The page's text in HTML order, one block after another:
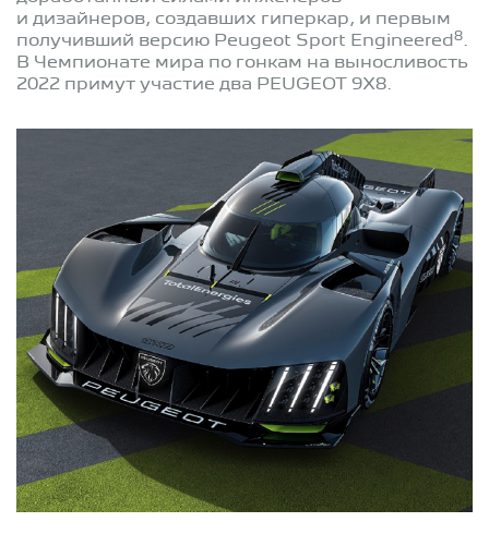
и дизайнеров, создавших гиперкар, и первым
получивший версию Peugeot Sport Engineered 8.
В Чемпионате мира по гонкам на выносливость
2022 примут участие два PEUGEOT 9X8.